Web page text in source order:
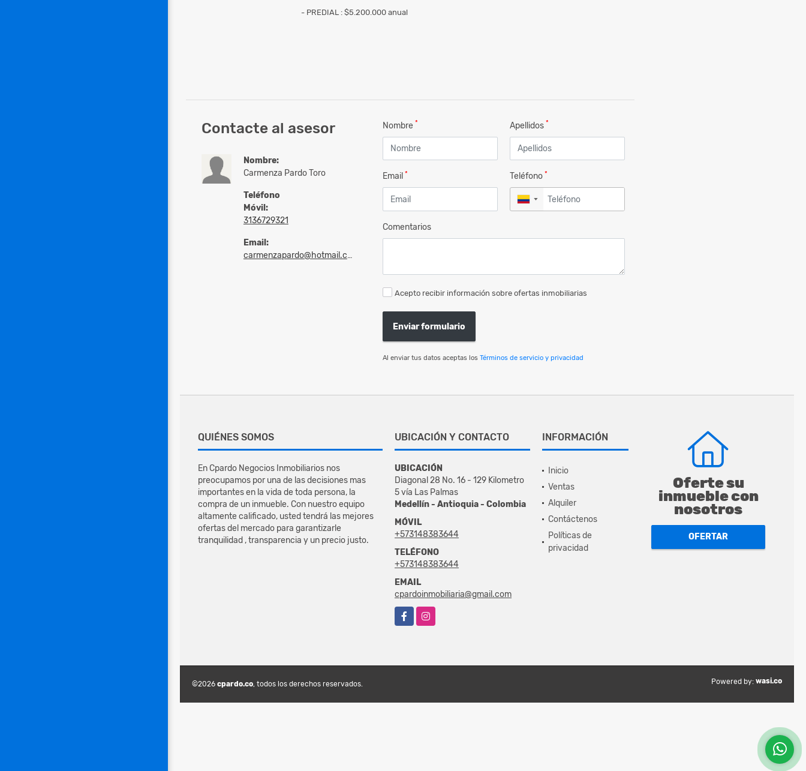
- PREDIAL : $5.200.000 anual
Contacte al asesor
Nombre:
Carmenza Pardo Toro
Teléfono
Móvil:
3136729321
Email:
carmenzapardo@hotmail.com
Nombre * Apellidos *
Email * Teléfono *
▼
Comentarios
Acepto recibir información sobre ofertas inmobiliarias
Enviar formulario
Al enviar tus datos aceptas los Términos de servicio y privacidad
QUIÉNES SOMOS
En Cpardo Negocios Inmobiliarios nos
preocupamos por una de las decisiones mas
importantes en la vida de toda persona, la
compra de un inmueble. Con nuestro equipo
altamente calificado, usted tendrá las mejores
ofertas del mercado para garantizarle
tranquilidad , transparencia y un precio justo.
UBICACIÓN Y CONTACTO
UBICACIÓN
Diagonal 28 No. 16 - 129 Kilometro
5 vía Las Palmas
Medellín - Antioquia - Colombia
MÓVIL
+573148383644
TELÉFONO
+573148383644
EMAIL
cpardoinmobiliaria@gmail.com
FacebookInstagram
INFORMACIÓN
Inicio
Ventas
Alquiler
Contáctenos
Políticas de
privacidad
Oferte su
inmueble con
nosotros
OFERTAR
©2026 cpardo.co, todos los derechos reservados. Powered by: wasi.co